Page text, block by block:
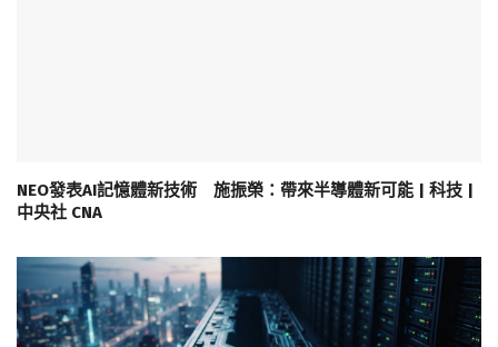
NEO發表AI記憶體新技術 施振榮：帶來半導體新可能 | 科技 |
中央社 CNA